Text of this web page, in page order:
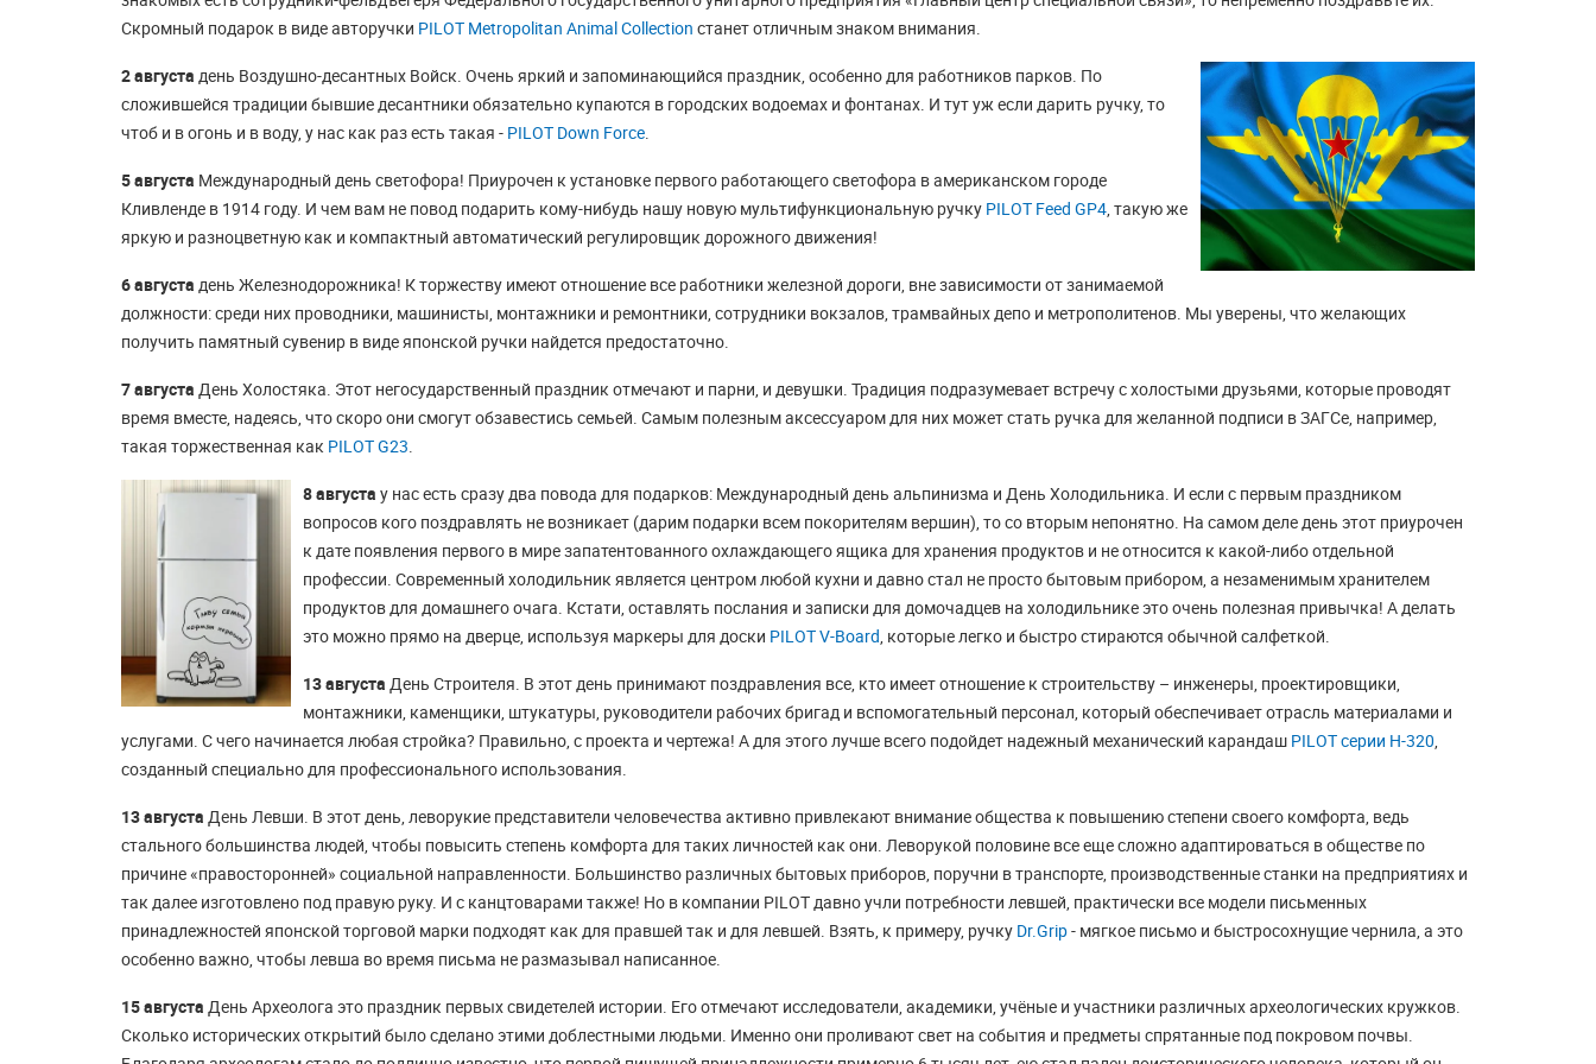
Скромный подарок в виде авторучки PILOT Metropolitan Animal Collection станет отличным знаком внимания.
2 августа день Воздушно-десантных Войск. Очень яркий и запоминающийся праздник, особенно для работников парков. По
сложившейся традиции бывшие десантники обязательно купаются в городских водоемах и фонтанах. И тут уж если дарить ручку, то
чтоб и в огонь и в воду, у нас как раз есть такая - PILOT Down Force
5 августа Международный день светофора! Приурочен к установке первого работающего светофора в американском городе
Кливленде в 1914 году. И чем вам не повод подарить кому-нибудь нашу новую мультифункциональную ручку PILOT Feed GP4 , такую же
яркую и разноцветную как и компактный автоматический регулировщик дорожного движения!
6 августа день Железнодорожника! К торжеству имеют отношение все работники железной дороги, вне зависимости от занимаемой
должности: среди них проводники, машинисты, монтажники и ремонтники, сотрудники вокзалов, трамвайных депо и метрополитенов. Мы уверены, что желающих
получить памятный сувенир в виде японской ручки найдется предостаточно.
7 августа День Холостяка. Этот негосударственный праздник отмечают и парни, и девушки. Традиция подразумевает встречу с холостыми друзьями, которые проводят
время вместе, надеясь, что скоро они смогут обзавестись семьей. Самым полезным аксессуаром для них может стать ручка для желанной подписи в ЗАГСе, например,
такая торжественная как PILOT G23
8 августа у нас есть сразу два повода для подарков: Международный день альпинизма и День Холодильника. И если с первым праздником
вопросов кого поздравлять не возникает (дарим подарки всем покорителям вершин), то со вторым непонятно. На самом деле день этот приурочен
к дате появления первого в мире запатентованного охлаждающего ящика для хранения продуктов и не относится к какой-либо отдельной
профессии. Современный холодильник является центром любой кухни и давно стал не просто бытовым прибором, а незаменимым хранителем
продуктов для домашнего очага. Кстати, оставлять послания и записки для домочадцев на холодильнике это очень полезная привычка! А делать
это можно прямо на дверце, используя маркеры для доски PILOT V-Board , которые легко и быстро стираются обычной салфеткой.
13 августа День Строителя. В этот день принимают поздравления все, кто имеет отношение к строительству – инженеры, проектировщики,
монтажники, каменщики, штукатуры, руководители рабочих бригад и вспомогательный персонал, который обеспечивает отрасль материалами и
услугами. С чего начинается любая стройка? Правильно, с проекта и чертежа! А для этого лучше всего подойдет надежный механический карандаш PILOT серии H-320
созданный специально для профессионального использования.
13 августа День Левши. В этот день, леворукие представители человечества активно привлекают внимание общества к повышению степени своего комфорта, ведь
стального большинства людей, чтобы повысить степень комфорта для таких личностей как они. Леворукой половине все еще сложно адаптироваться в обществе по
причине «правосторонней» социальной направленности. Большинство различных бытовых приборов, поручни в транспорте, производственные станки на предприятиях и
так далее изготовлено под правую руку. И с канцтоварами также! Но в компании PILOT давно учли потребности левшей, практически все модели письменных
принадлежностей японской торговой марки подходят как для правшей так и для левшей. Взять, к примеру, ручку Dr.Grip- мягкое письмо и быстросохнущие чернила, а это
особенно важно, чтобы левша во время письма не размазывал написанное.
15 августа День Археолога это праздник первых свидетелей истории. Его отмечают исследователи, академики, учёные и участники различных археологических кружков.
Сколько исторических открытий было сделано этими доблестными людьми. Именно они проливают свет на события и предметы спрятанные под покровом почвы.